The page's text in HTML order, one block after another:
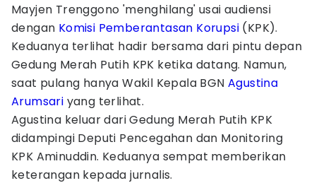
Mayjen Trenggono 'menghilang' usai audiensi
dengan Komisi Pemberantasan Korupsi (KPK).
Keduanya terlihat hadir bersama dari pintu depan
Gedung Merah Putih KPK ketika datang. Namun,
saat pulang hanya Wakil Kepala BGN Agustina
Arumsari yang terlihat.
Agustina keluar dari Gedung Merah Putih KPK
didampingi Deputi Pencegahan dan Monitoring
KPK Aminuddin. Keduanya sempat memberikan
keterangan kepada jurnalis.